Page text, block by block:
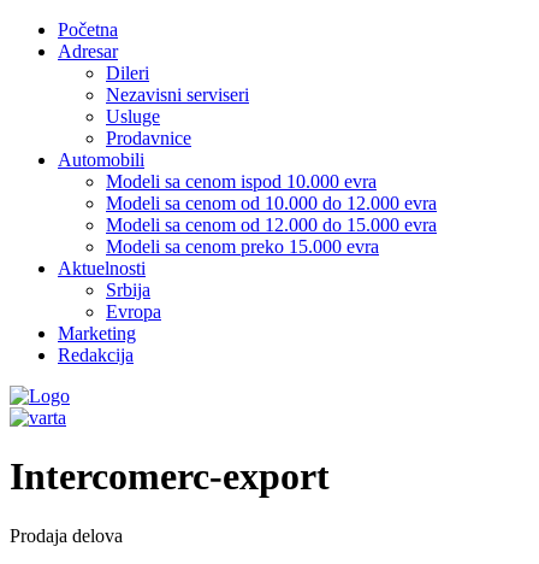
Početna
Adresar
Dileri
Nezavisni serviseri
Usluge
Prodavnice
Automobili
Modeli sa cenom ispod 10.000 evra
Modeli sa cenom od 10.000 do 12.000 evra
Modeli sa cenom od 12.000 do 15.000 evra
Modeli sa cenom preko 15.000 evra
Aktuelnosti
Srbija
Evropa
Marketing
Redakcija
Intercomerc-export
Prodaja delova